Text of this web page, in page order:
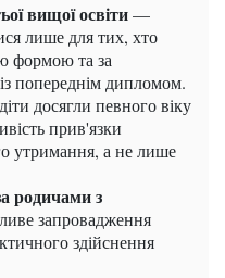
вищої освіти—
лише для тих, хто
формою та за
попереднім дипломом.
досягли певного віку
прив'язки
утримання, а не лише
родичами з
запровадження
здійснення